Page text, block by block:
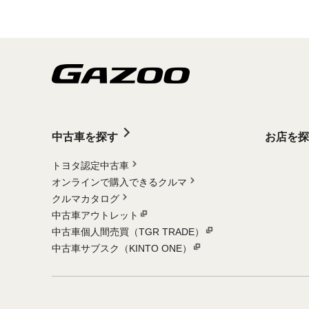
中古車を探す
トヨタ認定中古車
オンラインで購入できるクルマ
クルマカタログ
中古車アウトレット
中古車個人間売買（TGR TRADE）
中古車サブスク（KINTO ONE）
お店を